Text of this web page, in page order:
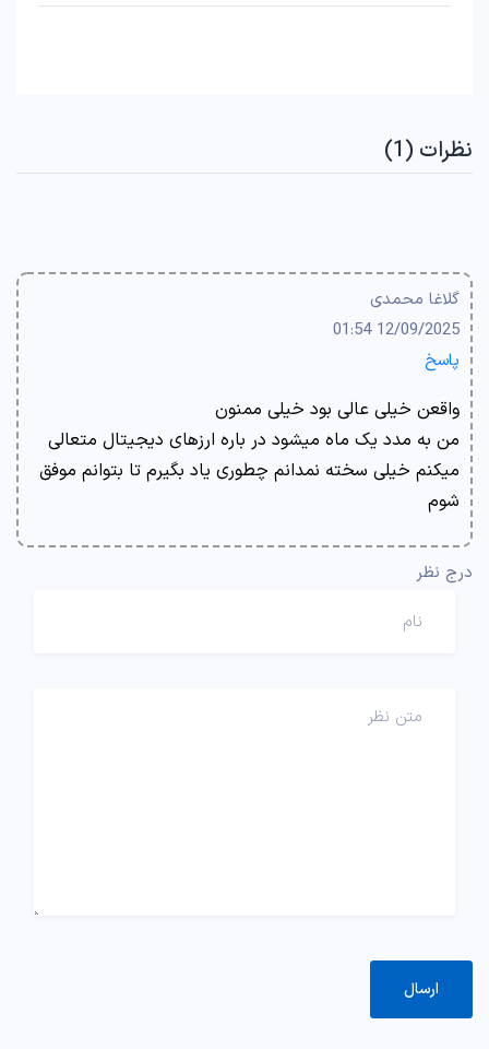
نظرات (1)
گلاغا محمدی
12/09/2025 01:54
پاسخ
واقعن خیلی عالی بود خیلی ممنون
من به مدد یک ماه میشود در باره ارزهای دیجیتال متعالی
میکنم خیلی سخته نمدانم چطوری یاد بگیرم تا بتوانم موفق
شوم
درج نظر